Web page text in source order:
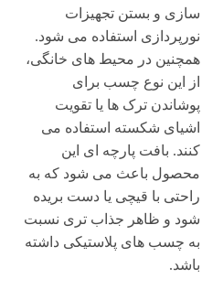
سازی و بستن تجهیزات
نورپردازی استفاده می شود.
همچنین در محیط های خانگی،
از این نوع چسب برای
پوشاندن ترک ها یا تقویت
اشیای شکسته استفاده می
کنند. بافت پارچه ای این
محصول باعث می شود که به
راحتی با قیچی یا دست بریده
شود و ظاهر جذاب تری نسبت
به چسب های پلاستیکی داشته
باشد.